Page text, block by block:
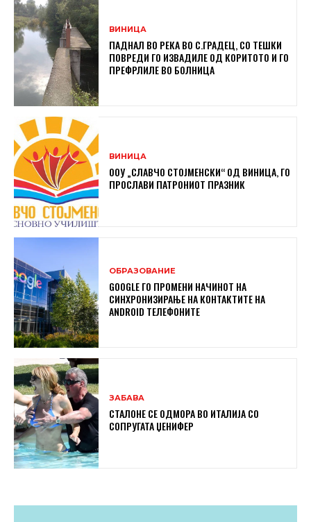
ВИНИЦА
ПАДНАЛ ВО РЕКА ВО С.ГРАДЕЦ, СО ТЕШКИ
ПОВРЕДИ ГО ИЗВАДИЛЕ ОД КОРИТОТО И ГО
ПРЕФРЛИЛЕ ВО БОЛНИЦА
ВИНИЦА
ООУ „СЛАВЧО СТОЈМЕНСКИ“ ОД ВИНИЦА, ГО
ПРОСЛАВИ ПАТРОНИОТ ПРАЗНИК
ОБРАЗОВАНИЕ
GOOGLE ГО ПРОМЕНИ НАЧИНОТ НА
СИНХРОНИЗИРАЊЕ НА КОНТАКТИТЕ НА
ANDROID ТЕЛЕФОНИТЕ
ЗАБАВА
СТАЛОНЕ СЕ ОДМОРА ВО ИТАЛИЈА СО
СОПРУГАТА ЏЕНИФЕР